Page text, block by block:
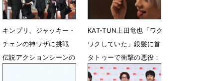
キンプリ、ジャッキー・
チェンの神ワザに挑戦
伝説アクションシーンの
KAT-TUN上田竜也「ワク
ワクしていた」銀髪に首
タトゥーで衝撃の悪役：
GAME OF SPY